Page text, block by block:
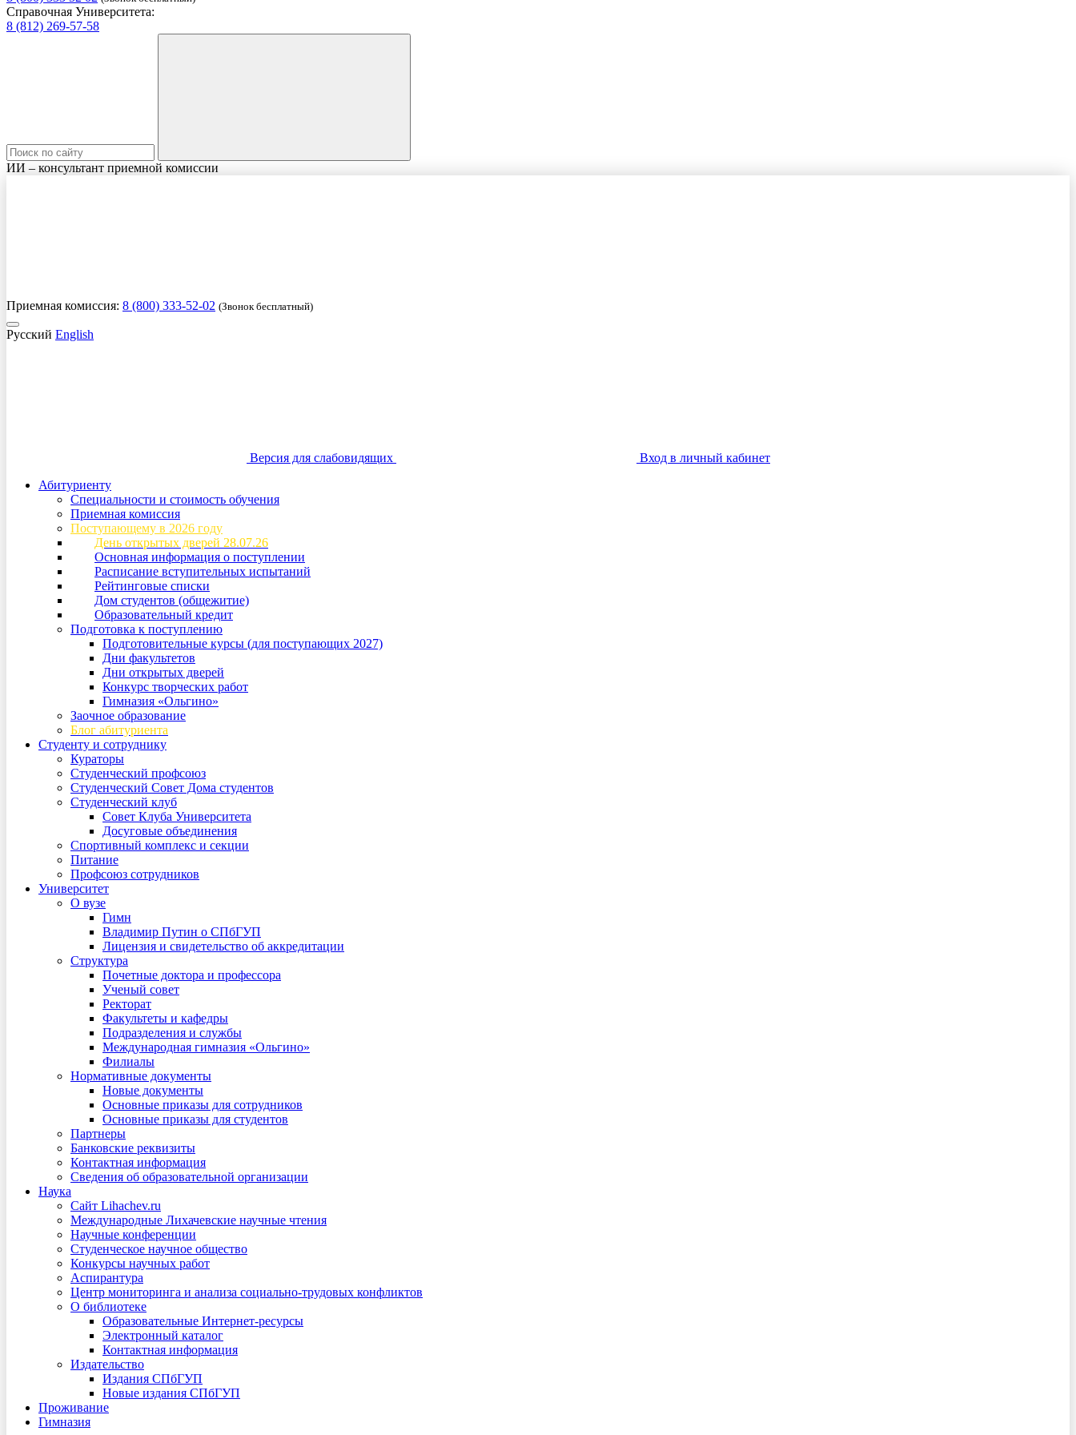
Справочная Университета:
8 (812) 269-57-58
ИИ – консультант приемной комиссии
Приемная комиссия: 8 (800) 333-52-02 (Звонок бесплатный)
Русский English
Версия для слабовидящих
Вход в личный кабинет
Абитуриенту
Специальности и стоимость обучения
Приемная комиссия
Поступающему в 2026 году
День открытых дверей 28.07.26
Основная информация о поступлении
Расписание вступительных испытаний
Рейтинговые списки
Дом студентов (общежитие)
Образовательный кредит
Подготовка к поступлению
Подготовительные курсы (для поступающих 2027)
Дни факультетов
Дни открытых дверей
Конкурс творческих работ
Гимназия «Ольгино»
Заочное образование
Блог абитуриента
Студенту и сотруднику
Кураторы
Студенческий профсоюз
Студенческий Совет Дома студентов
Студенческий клуб
Совет Клуба Университета
Досуговые объединения
Спортивный комплекс и секции
Питание
Профсоюз сотрудников
Университет
О вузе
Гимн
Владимир Путин о СПбГУП
Лицензия и свидетельство об аккредитации
Структура
Почетные доктора и профессора
Ученый совет
Ректорат
Факультеты и кафедры
Подразделения и службы
Международная гимназия «Ольгино»
Филиалы
Нормативные документы
Новые документы
Основные приказы для сотрудников
Основные приказы для студентов
Партнеры
Банковские реквизиты
Контактная информация
Сведения об образовательной организации
Наука
Сайт Lihachev.ru
Международные Лихачевские научные чтения
Научные конференции
Студенческое научное общество
Конкурсы научных работ
Аспирантура
Центр мониторинга и анализа социально-трудовых конфликтов
О библиотеке
Образовательные Интернет-ресурсы
Электронный каталог
Контактная информация
Издательство
Издания СПбГУП
Новые издания СПбГУП
Проживание
Гимназия